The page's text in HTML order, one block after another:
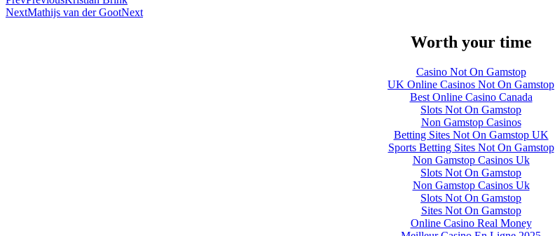
NextMathijs van der GootNext
Worth your time
Casino Not On Gamstop
UK Online Casinos Not On Gamstop
Best Online Casino Canada
Slots Not On Gamstop
Non Gamstop Casinos
Betting Sites Not On Gamstop UK
Sports Betting Sites Not On Gamstop
Non Gamstop Casinos Uk
Slots Not On Gamstop
Non Gamstop Casinos Uk
Slots Not On Gamstop
Sites Not On Gamstop
Online Casino Real Money